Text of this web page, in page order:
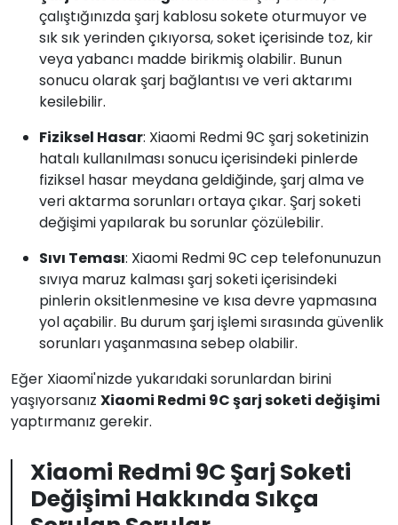
çalıştığınızda şarj kablosu sokete oturmuyor ve
sık sık yerinden çıkıyorsa, soket içerisinde toz, kir
veya yabancı madde birikmiş olabilir. Bunun
sonucu olarak şarj bağlantısı ve veri aktarımı
kesilebilir.
Fiziksel Hasar: Xiaomi Redmi 9C şarj soketinizin
hatalı kullanılması sonucu içerisindeki pinlerde
fiziksel hasar meydana geldiğinde, şarj alma ve
veri aktarma sorunları ortaya çıkar. Şarj soketi
değişimi yapılarak bu sorunlar çözülebilir.
Sıvı Teması: Xiaomi Redmi 9C cep telefonunuzun
sıvıya maruz kalması şarj soketi içerisindeki
pinlerin oksitlenmesine ve kısa devre yapmasına
yol açabilir. Bu durum şarj işlemi sırasında güvenlik
sorunları yaşanmasına sebep olabilir.
Eğer Xiaomi'nizde yukarıdaki sorunlardan birini
yaşıyorsanız Xiaomi Redmi 9C şarj soketi değişimi
yaptırmanız gerekir.
Xiaomi Redmi 9C Şarj Soketi
Değişimi Hakkında Sıkça